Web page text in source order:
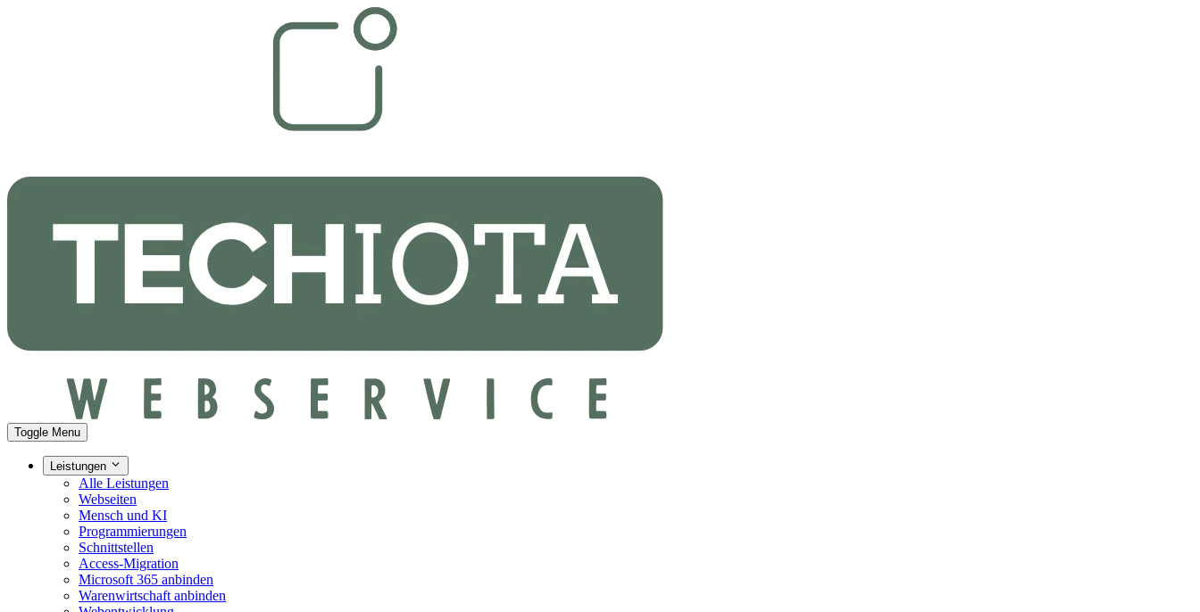
Toggle Menu
Leistungen
Alle Leistungen
Webseiten
Mensch und KI
Programmierungen
Schnittstellen
Access-Migration
Microsoft 365 anbinden
Warenwirtschaft anbinden